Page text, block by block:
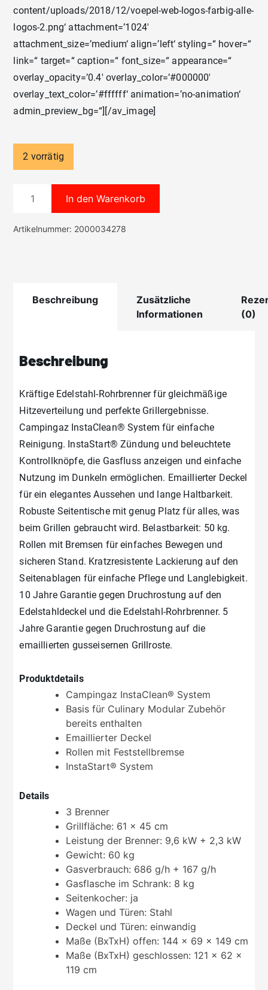
content/uploads/2018/12/voepel-web-logos-farbig-alle-
logos-2.png‘ attachment=’1024′
attachment_size=’medium‘ align=’left‘ styling=“ hover=“
link=“ target=“ caption=“ font_size=“ appearance=“
overlay_opacity=’0.4′ overlay_color=’#000000′
overlay_text_color=’#ffffff‘ animation=’no-animation‘
admin_preview_bg=“][/av_image]
2 vorrätig
Classic
In den Warenkorb
Artikelnummer: 2000034278
Beschreibung
Zusätzliche
Informationen
(0)
Beschreibung
Kräftige Edelstahl-Rohrbrenner für gleichmäßige
Hitzeverteilung und perfekte Grillergebnisse.
Campingaz InstaClean® System für einfache
Reinigung. InstaStart® Zündung und beleuchtete
Kontrollknöpfe, die Gasfluss anzeigen und einfache
Nutzung im Dunkeln ermöglichen. Emaillierter Deckel
für ein elegantes Aussehen und lange Haltbarkeit.
Robuste Seitentische mit genug Platz für alles, was
beim Grillen gebraucht wird. Belastbarkeit: 50 kg.
Rollen mit Bremsen für einfaches Bewegen und
sicheren Stand. Kratzresistente Lackierung auf den
Seitenablagen für einfache Pflege und Langlebigkeit.
10 Jahre Garantie gegen Druchrostung auf den
Edelstahldeckel und die Edelstahl-Rohrbrenner. 5
Jahre Garantie gegen Druchrostung auf die
emaillierten gusseisernen Grillroste.
Produktdetails
Campingaz InstaClean® System
Basis für Culinary Modular Zubehör
bereits enthalten
Emaillierter Deckel
Rollen mit Feststellbremse
InstaStart® System
Details
3 Brenner
Grillfläche: 61 x 45 cm
Leistung der Brenner: 9,6 kW + 2,3 kW
Gewicht: 60 kg
Gasverbrauch: 686 g/h + 167 g/h
Gasflasche im Schrank: 8 kg
Seitenkocher: ja
Wagen und Türen: Stahl
Deckel und Türen: einwandig
Maße (BxTxH) offen: 144 x 69 x 149 cm
Maße (BxTxH) geschlossen: 121 x 62 x
119 cm